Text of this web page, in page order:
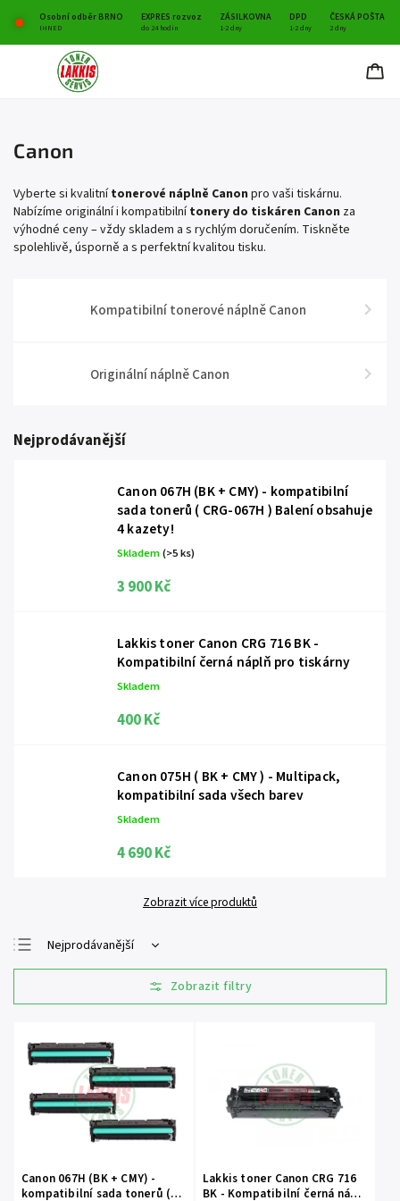
Osobní odběr BRNO EXPRES rozvoz ZÁSILKOVNA DPD ČESKÁ POŠTA
IHNED do 24 hodin 1-2 dny 1-2 dny 2 dny
Canon
Vyberte si kvalitnítonerové náplně Canon pro vaši tiskárnu.
Nabízíme originální i kompatibilnítonery do tiskáren Canon za
výhodné ceny – vždy skladem a s rychlým doručením. Tiskněte
spolehlivě, úsporně a s perfektní kvalitou tisku.
Kompatibilní tonerové náplně Canon
Originální náplně Canon
Nejprodávanější
Canon 067H (BK + CMY) - kompatibilní
sada tonerů ( CRG-067H ) Balení obsahuje
4 kazety!
Skladem(>5 ks)
3 900 Kč
Lakkis toner Canon CRG 716 BK -
Kompatibilní černá náplň pro tiskárny
Skladem
400 Kč
Canon 075H ( BK + CMY ) - Multipack,
kompatibilní sada všech barev
Skladem
4 690 Kč
Zobrazit více produktů
Nejprodávanější
Nejlevnější
Nejdražší
Canon 067H (BK + CMY) -
kompatibilní sada tonerů (
Lakkis toner Canon CRG 716
BK - Kompatibilní černá náplň